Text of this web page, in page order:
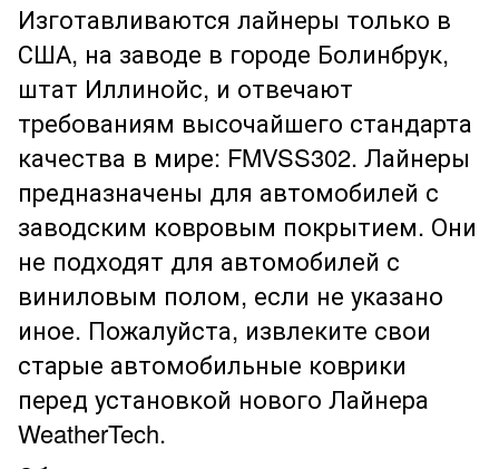
Изготавливаются лайнеры только в
США, на заводе в городе Болинбрук,
штат Иллинойс, и отвечают
требованиям высочайшего стандарта
качества в мире: FMVSS302. Лайнеры
предназначены для автомобилей с
заводским ковровым покрытием. Они
не подходят для автомобилей с
виниловым полом, если не указано
иное. Пожалуйста, извлеките свои
старые автомобильные коврики
перед установкой нового Лайнера
WeatherTech.